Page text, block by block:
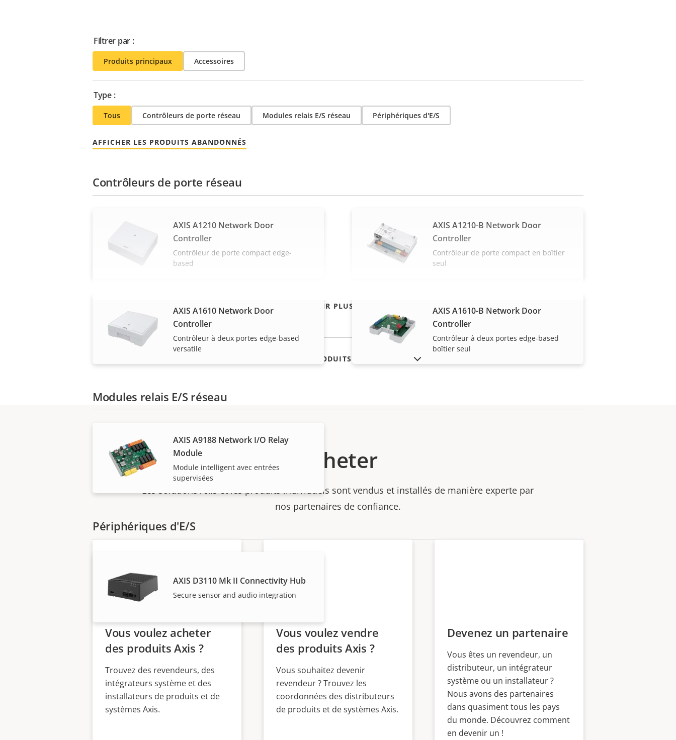
Filtrer par :
Produits principaux Accessoires
Type :
Tous Contrôleurs de porte réseau Modules relais E/S réseau Périphériques d'E/S
AFFICHER LES PRODUITS ABANDONNÉS
VOIR PLUS
Contrôleurs de porte réseau
AXIS A1210 Network Door
Controller
Contrôleur de porte compact edge-
based
AXIS A1210-B Network Door
Controller
Contrôleur de porte compact en boîtier
seul
AXIS A1610 Network Door
Controller
Contrôleur à deux portes edge-based
versatile
AXIS A1610-B Network Door
Controller
Contrôleur à deux portes edge-based
boîtier seul
Modules relais E/S réseau
AXIS A9188 Network I/O Relay
Module
Module intelligent avec entrées
supervisées
Périphériques d'E/S
AXIS D3110 Mk II Connectivity Hub
Secure sensor and audio integration
AFFICHER LES PRODUITS ABANDONNÉS
Acheter
Les solutions Axis et les produits individuels sont vendus et installés de manière experte par
nos partenaires de confiance.
Vous voulez acheter
des produits Axis ?
Trouvez des revendeurs, des
intégrateurs système et des
installateurs de produits et de
systèmes Axis.
Vous voulez vendre
des produits Axis ?
Vous souhaitez devenir
revendeur ? Trouvez les
coordonnées des distributeurs
de produits et de systèmes Axis.
Devenez un partenaire
Vous êtes un revendeur, un
distributeur, un intégrateur
système ou un installateur ?
Nous avons des partenaires
dans quasiment tous les pays
du monde. Découvrez comment
en devenir un !